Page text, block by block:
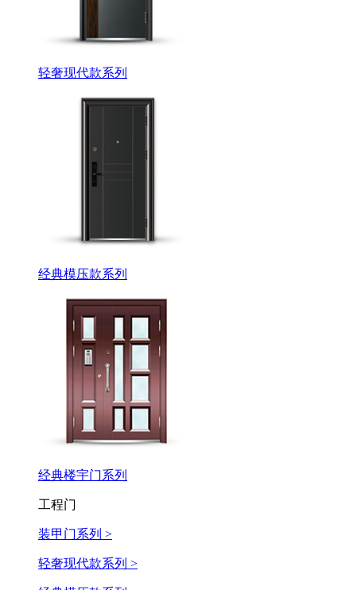
轻奢现代款系列
经典模压款系列
经典楼宇门系列
工程门
装甲门系列 >
轻奢现代款系列 >